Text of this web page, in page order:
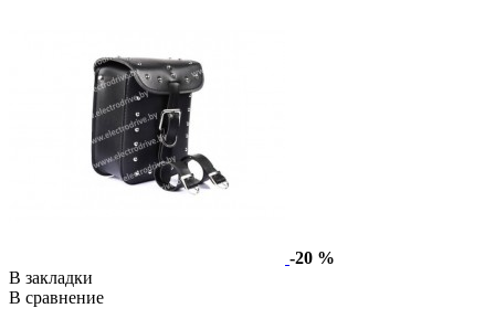
-20 %
В закладки
В сравнение